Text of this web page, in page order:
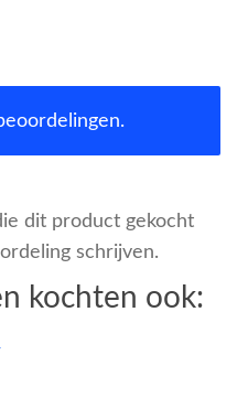
dit product gekocht
schrijven.
kochten ook: